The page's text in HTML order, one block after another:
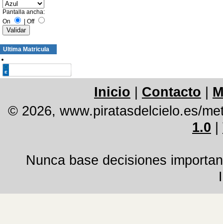
Pantalla ancha:
On
| Off
Ultima Matricula
Inicio Contacto
© 2026, www.piratasdelcielo.es/
1.0
Nunca base decisiones